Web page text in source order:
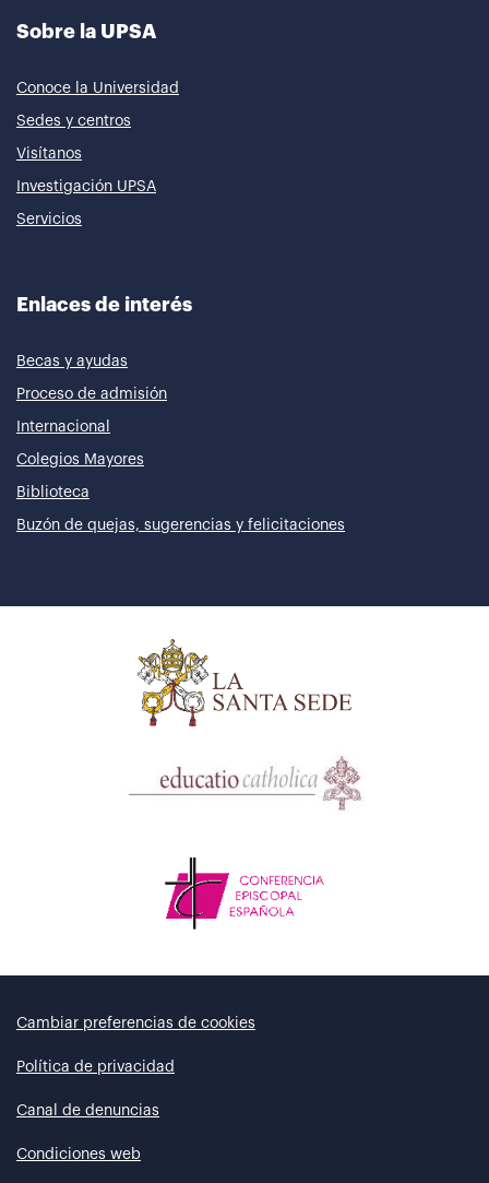
Sobre la UPSA
Conoce la Universidad
Sedes y centros
Visítanos
Investigación UPSA
Servicios
Enlaces de interés
Becas y ayudas
Proceso de admisión
Internacional
Colegios Mayores
Biblioteca
Buzón de quejas, sugerencias y felicitaciones
Cambiar preferencias de cookies
Política de privacidad
Canal de denuncias
Condiciones web